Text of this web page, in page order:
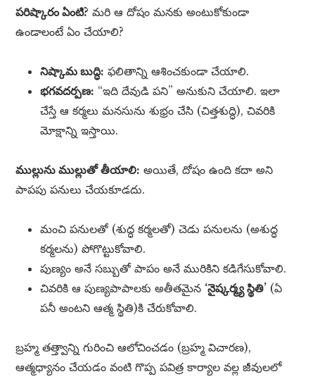
పరిష్కారం ఏంటి? మరి ఆ దోషం మనకు అంటుకోకుండా
ఉండాలంటే ఏం చేయాలి?
నిష్కామ బుద్ధి: ఫలితాన్ని ఆశించకుండా చేయాలి.
భగవదర్పణ: “ఇది దేవుడి పని” అనుకుని చేయాలి. ఇలా
చేస్తే ఆ కర్మలు మనసును శుభ్రం చేసి (చిత్తశుద్ధి), చివరికి
మోక్షాన్ని ఇస్తాయి.
ముల్లును ముల్లుతో తీయాలి: అయితే, దోషం ఉంది కదా అని
పాపపు పనులు చేయకూడదు.
మంచి పనులతో (శుద్ధ కర్మలతో) చెడు పనులను (అశుద్ధ
కర్మలను) పోగొట్టుకోవాలి.
పుణ్యం అనే సబ్బుతో పాపం అనే మురికిని కడిగేసుకోవాలి.
చివరికి ఆ పుణ్యపాపాలకు అతీతమైన ‘నైష్కర్మ్య స్థితి’ (ఏ
పనీ అంటని ఆత్మ స్థితి)కి చేరుకోవాలి.
బ్రహ్మ తత్త్వాన్ని గురించి ఆలోచించడం (బ్రహ్మ విచారణ),
ఆత్మధ్యానం చేయడం వంటి గొప్ప పవిత్ర కార్యాల వల్ల జీవులలో